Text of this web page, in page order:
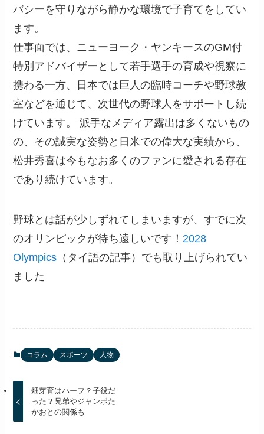
バシーを守りながら静かな環境で子育てをしてい
ます。
仕事面では、ニューヨーク・ヤンキースのGM付
特別アドバイザーとして若手選手の育成や視察に
携わる一方、日本では巨人の臨時コーチや野球教
室などを通じて、次世代の野球人をサポートし続
けています。 派手なメディア露出は多くないもの
の、その誠実な姿勢と日米での偉大な実績から、
松井秀喜は今もなお多くのファンに愛される存在
であり続けています。
野球とは話が少しずれてしまいますが、すでに次
のオリンピックが待ち遠しいです！ 2028
Olympics （タイ語の記事）でも取り上げられてい
ました
コラム スポーツ 人物
畑芽育はハーフ？子役だ
った？兄弟やジャンボた
かおとの関係も